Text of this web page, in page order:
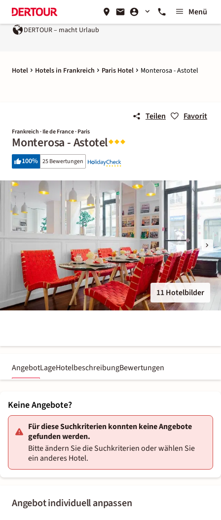
Menü
DERTOUR – macht Urlaub
Hotel Hotels in Frankreich Paris Hotel Monterosa - Astotel
Teilen Favorit
Frankreich · Ile de France · Paris
Monterosa - Astotel
100% 25 Bewertungen
11 Hotelbilder
AngebotLageHotelbeschreibungBewertungen
Angebot individuell anpassen
Keine Angebote?
Für diese Suchkriterien konnten keine Angebote
gefunden werden.
Bitte ändern Sie die Suchkriterien oder wählen Sie
ein anderes Hotel.